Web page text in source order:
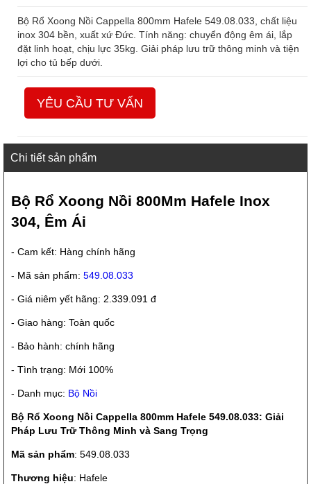
Bộ Rổ Xoong Nồi Cappella 800mm Hafele 549.08.033, chất liệu
inox 304 bền, xuất xứ Đức. Tính năng: chuyển động êm ái, lắp
đặt linh hoạt, chịu lực 35kg. Giải pháp lưu trữ thông minh và tiện
lợi cho tủ bếp dưới.
YÊU CẦU TƯ VẤN
Chi tiết sản phẩm
Bộ Rổ Xoong Nồi 800Mm Hafele Inox
304, Êm Ái
- Cam kết: Hàng chính hãng
- Mã sản phẩm: 549.08.033
- Giá niêm yết hãng: 2.339.091 đ
- Giao hàng: Toàn quốc
- Bảo hành: chính hãng
- Tình trạng: Mới 100%
- Danh mục: Bộ Nồi
Bộ Rổ Xoong Nồi Cappella 800mm Hafele 549.08.033: Giải
Pháp Lưu Trữ Thông Minh và Sang Trọng
Mã sản phẩm: 549.08.033
Thương hiệu: Hafele